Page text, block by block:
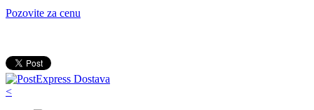
Pozovite za cenu
<